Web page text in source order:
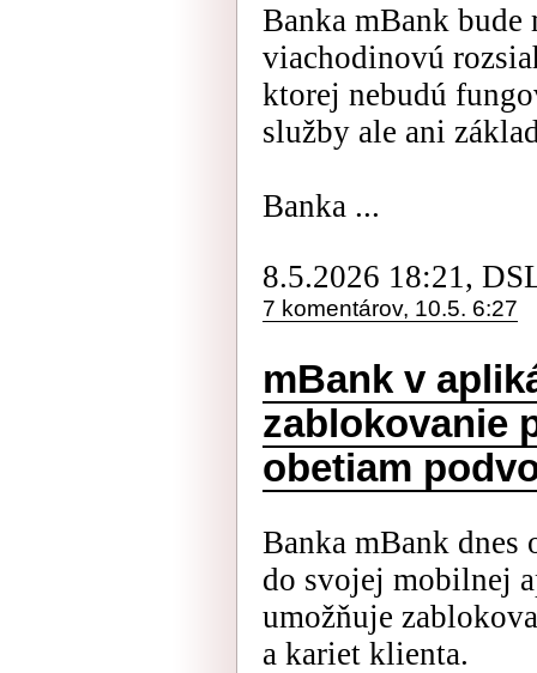
Banka mBank
viachodinovú
ktorej nebudú
služby ale ani
Banka ...
8.5.2026 18:21,
7 komentárov, 10.5. 6:27
mBank v
zablokovanie
obetiam
Banka mBank
do svojej mobilnej
umožňuje
a kariet klienta.